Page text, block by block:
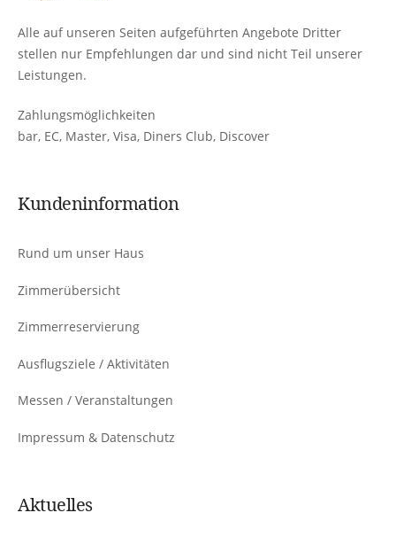
Alle auf unseren Seiten aufgeführten Angebote Dritter
stellen nur Empfehlungen dar und sind nicht Teil unserer
Leistungen.
Zahlungsmöglichkeiten
bar, EC, Master, Visa, Diners Club, Discover
Kundeninformation
Rund um unser Haus
Zimmerübersicht
Zimmerreservierung
Ausflugsziele / Aktivitäten
Messen / Veranstaltungen
Impressum & Datenschutz
Aktuelles